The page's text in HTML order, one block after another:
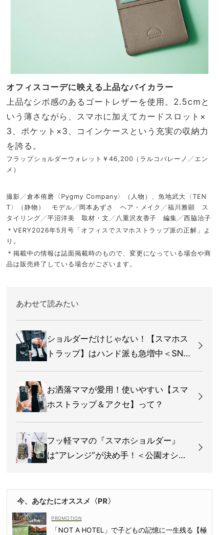
オフィスコーデに映える上品なバイカラー
上品なシボ感のあるゴートレザーを使用。2.5cmと
いう薄さながら、スマホに加えてカードスロット×
3、ポケット×3、コインケースという充実の収納力
を誇る。
フラップショルダーウォレット￥46,200（ラルコバレーノ╱エン
メ）
撮影╱倉本侑磨〈Pygmy Company〉（人物）、魚地武大〈TEN
T〉（静物） モデル╱岡本あずさ ヘア・メイク╱福川雅顕 ス
タイリング╱平沼洋美 取材・文╱八重沢友香子 編集╱西脇治子
＊VERY2026年5月号「オフィスでスマホストラップ派の正解」よ
り。
＊掲載中の情報は誌面掲載時のもので、変更になっている場合や商
品は販売終了している場合がございます。
あわせて読みたい
ショルダーだけじゃない！【スマホス
トラップ】はハンド派も急増中＜SNA
お洒落ママが愛用！使いやすい【スマ
ホストラップ＆アクセ】って？
フッ軽ママの『スマホショルダー』
は“アレンジ”が決め手！＜公園オシャ
今、あなたにオススメ〈PR〉
「NOT A HOTEL」で子どもの記憶に一生残る【極